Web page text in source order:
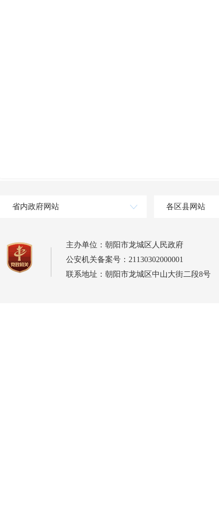
省内政府网站 各区县网站
主办单位：朝阳市龙城区人民政府
公安机关备案号：21130302000001
联系地址：朝阳市龙城区中山大街二段8号